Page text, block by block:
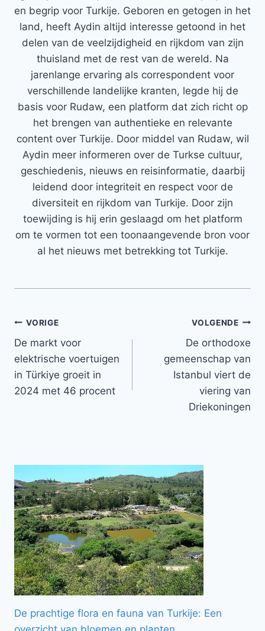
en begrip voor Turkije. Geboren en getogen in het
land, heeft Aydin altijd interesse getoond in het
delen van de veelzijdigheid en rijkdom van zijn
thuisland met de rest van de wereld. Na
jarenlange ervaring als correspondent voor
verschillende landelijke kranten, legde hij de
basis voor Rudaw, een platform dat zich richt op
het brengen van authentieke en relevante
content over Turkije. Door middel van Rudaw, wil
Aydin meer informeren over de Turkse cultuur,
geschiedenis, nieuws en reisinformatie, daarbij
leidend door integriteit en respect voor de
diversiteit en rijkdom van Turkije. Door zijn
toewijding is hij erin geslaagd om het platform
om te vormen tot een toonaangevende bron voor
al het nieuws met betrekking tot Turkije.
Bericht
navigatie
VORIGE
De markt voor
elektrische voertuigen
in Türkiye groeit in
2024 met 46 procent
VOLGENDE
De orthodoxe
gemeenschap van
Istanbul viert de
viering van
Driekoningen
De prachtige flora en fauna van Turkije: Een